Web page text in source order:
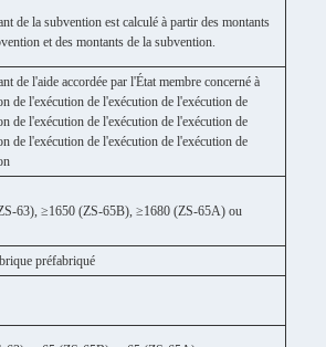
de la subvention est calculé à partir des montants
et des montants de la subvention.
de l'aide accordée par l'État membre concerné à
de l'exécution de l'exécution de l'exécution de
de l'exécution de l'exécution de l'exécution de
de l'exécution de l'exécution de l'exécution de
63), ≥1650 (ZS-65B), ≥1680 (ZS-65A) ou
préfabriqué